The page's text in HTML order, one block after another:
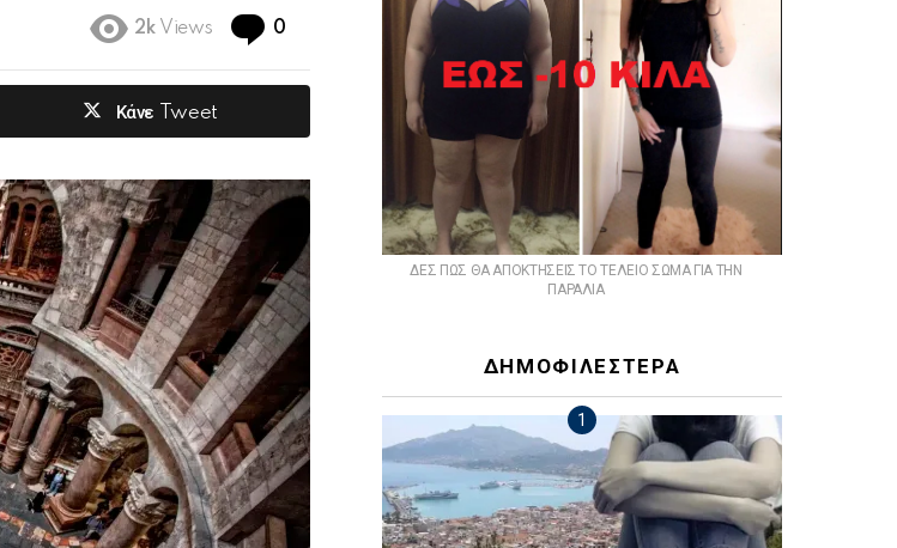
2k Views 0
Κάνε Tweet
ΔΕΣ ΠΩΣ ΘΑ ΑΠΟΚΤΗΣΕΙΣ ΤΟ ΤΕΛΕΙΟ ΣΩΜΑ ΓΙΑ ΤΗΝ
ΠΑΡΑΛΙΑ
ΔΗΜΟΦΙΛΕΣΤΕΡΑ